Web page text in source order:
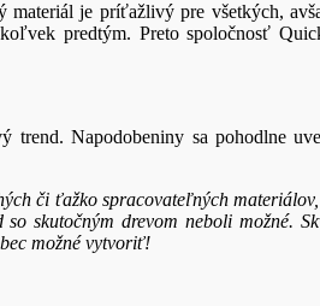
je príťažlivý pre všetkých,
predtým. Preto spoločnosť
trend. Napodobeniny sa pohodlne
či ťažko spracovateľných
skutočným drevom neboli možné.
možné vytvoriť!